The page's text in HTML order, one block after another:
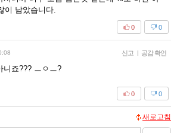
이 남았습니다.
0
0
신고 | 공감 확인
니죠??? ㅡㅇㅡ?
0
0
새로고침